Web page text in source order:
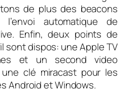
de plus des beacons
automatique de
Enfin, deux points de
sont dispos: une Apple TV
et un second video
clé miracast pour les
Android et Windows.